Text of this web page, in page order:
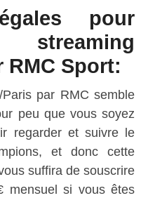
pour
RMC Sport:
par RMC semble
peu que vous soyez
regarder et suivre le
et donc cette
suffira de souscrire
mensuel si vous êtes